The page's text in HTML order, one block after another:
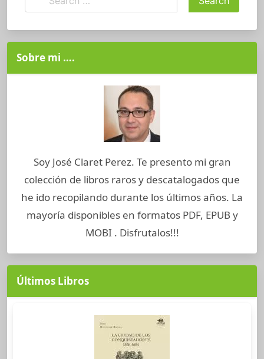
Sobre mi ….
Soy José Claret Perez. Te presento mi gran
colección de libros raros y descatalogados que
he ido recopilando durante los últimos años. La
mayoría disponibles en formatos PDF, EPUB y
MOBI . Disfrutalos!!!
Últimos Libros